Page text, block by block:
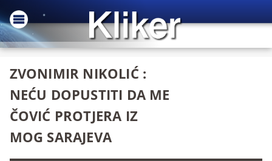
ZVONIMIR NIKOLIĆ :
NEĆU DOPUSTITI DA ME
ČOVIĆ PROTJERA IZ
MOG SARAJEVA